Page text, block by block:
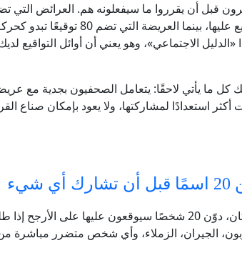
محفوفة بالمخاطر عند التوقيع عليها، بينما
الاجتماعي»، وهو يعني أن أوائل التواقيع لديك
توقيع تفتح لك كل ما يأتي لاحقًا: يتعامل الصحفيون بجدية
استعدادًا لمشاركتها، ولا يعود بإمكان صناع
قبل نشر العريضة في أي مكان، دوّن 20 شخصًا سيوقعون عليها على
الجيران، الزملاء، وأي شخص متضرر مباشرة